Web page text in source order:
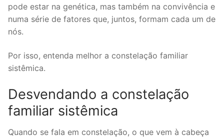
pode estar na genética, mas também na convivência e
numa série de fatores que, juntos, formam cada um de
nós.
Por isso, entenda melhor a constelação familiar
sistêmica.
Desvendando a constelação
familiar sistêmica
Quando se fala em constelação, o que vem à cabeça